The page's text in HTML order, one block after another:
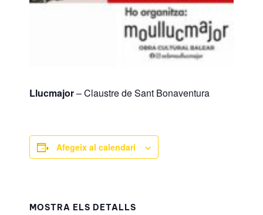
Llucmajor– Claustre de Sant Bonaventura
Afegeix al calendari
MOSTRA ELS DETALLS